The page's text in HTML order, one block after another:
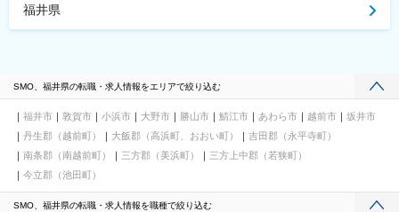
福井県
SMO、福井県の転職・求人情報をエリアで絞り込む
福井市 敦賀市 小浜市 大野市 勝山市 鯖江市 あわら市 越前市
坂井市
丹生郡（越前町）
大飯郡（高浜町、おおい町）
吉田郡（永平寺町）
南条郡（南越前町）
三方郡（美浜町）
三方上中郡（若狭町）
今立郡（池田町）
SMO、福井県の転職・求人情報を職種で絞り込む